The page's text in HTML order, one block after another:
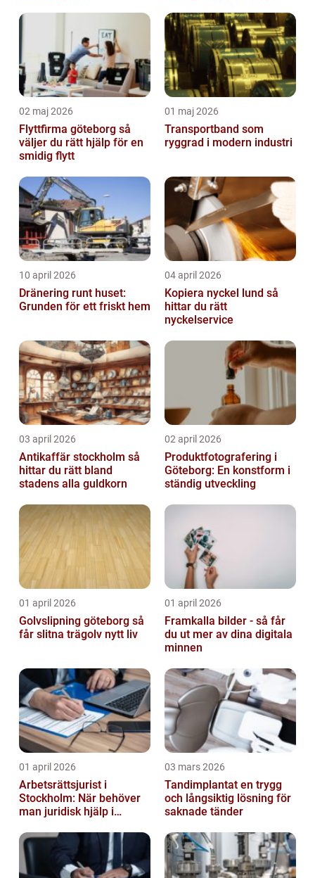
02 maj 2026
Flyttfirma göteborg så
väljer du rätt hjälp för en
smidig flytt
01 maj 2026
Transportband som
ryggrad i modern industri
10 april 2026
Dränering runt huset:
Grunden för ett friskt hem
04 april 2026
Kopiera nyckel lund så
hittar du rätt
nyckelservice
03 april 2026
Antikaffär stockholm så
hittar du rätt bland
stadens alla guldkorn
02 april 2026
Produktfotografering i
Göteborg: En konstform i
ständig utveckling
01 april 2026
Golvslipning göteborg så
får slitna trägolv nytt liv
01 april 2026
Framkalla bilder - så får
du ut mer av dina digitala
minnen
01 april 2026
Arbetsrättsjurist i
Stockholm: När behöver
man juridisk hjälp i
03 mars 2026
Tandimplantat en trygg
och långsiktig lösning för
saknade tänder